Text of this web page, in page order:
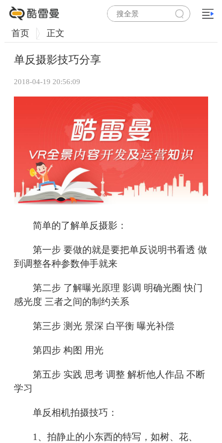
首页 正文
单反摄影技巧分享
2018-04-19 20:56:09
简单的了解单反摄影：
第一步 要做的就是要把单反说明书看透 做
到调整各种参数伸手就来
第二步 了解曝光原理 影调 明确光圈 快门
感光度 三者之间的制约关系
第三步 测光 景深 白平衡 曝光补偿
第四步 构图 用光
第五步 实践 思考 调整 解析他人作品 不断
学习
单反相机拍摄技巧：
1、拍静止的小东西的特写，如树、花、